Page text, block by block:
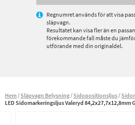
Regnumret används för att visa
släpvagn.
Resultatet kan visa fler än en
förekommande fall måste du
utförande med din originaldel.
Hem Släpvagn Belysning Sidopositionsljus
LED Sidomarkeringsljus Valeryd 84,2x27,7x12,8mm